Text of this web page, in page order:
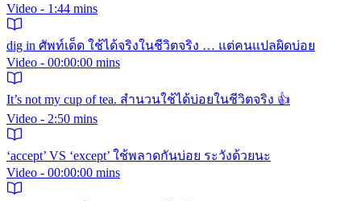
Video - 1:44 mins
dig in ศัพท์เด็ด ใช้ได้จริงในชีวิตจริง … แต่คนแปลผิดบ่อย
Video - 00:00:00 mins
It’s not my cup of tea. สำนวนใช้ได้บ่อยในชีวิตจริง 👍
Video - 2:50 mins
‘accept’ VS ‘except’ ใช้พลาดกันบ่อย ระวังด้วยนะ
Video - 00:00:00 mins